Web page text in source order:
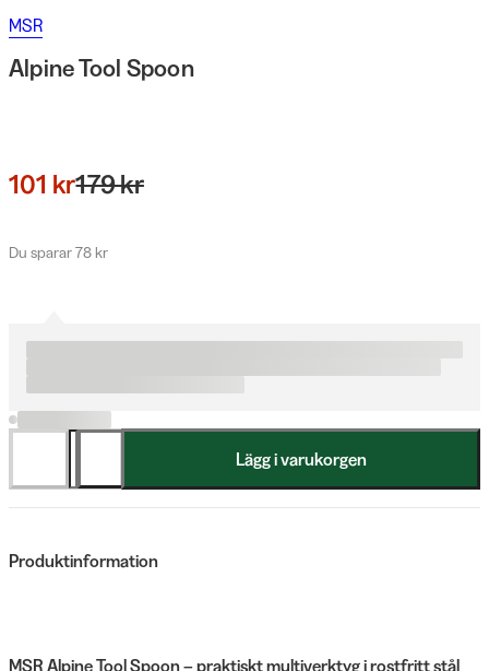
MSR
Alpine Tool Spoon
101 kr179 kr
Du sparar 78 kr
Lägg i varukorgen
Produktinformation
MSR Alpine Tool Spoon – praktiskt multiverktyg i rostfritt stål